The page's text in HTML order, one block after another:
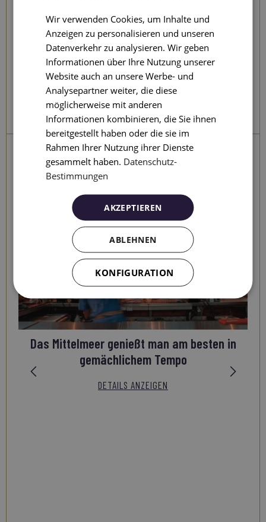
Häuserblock) bezeichnet wurde.
Wie man dorthin kommt
Passeig de Gràcia, 41
L2 (Lila), L3 (Grün) und L4 (Gelb): Passeig de Gràcia
Andere
Sehenswürdigkeiten
Das Mittelmeer genießt man am besten in
gemächlichem Tempo
DETAILS ANZEIGEN
CATALAN
GERMAN
Wir verwenden Cookies, um Inhalte und
Anzeigen zu personalisieren und unseren
Datenverkehr zu analysieren. Wir geben
Informationen über Ihre Nutzung unserer
Website auch an unsere Werbe- und
Analysepartner weiter, die diese
möglicherweise mit anderen
Informationen kombinieren, die Sie ihnen
bereitgestellt haben oder die sie im
Rahmen Ihrer Nutzung ihrer Dienste
gesammelt haben. Datenschutz-
Bestimmungen
AKZEPTIEREN
ABLEHNEN
KONFIGURATION